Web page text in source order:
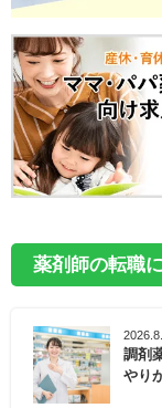
薬剤師の転職
調剤
やり